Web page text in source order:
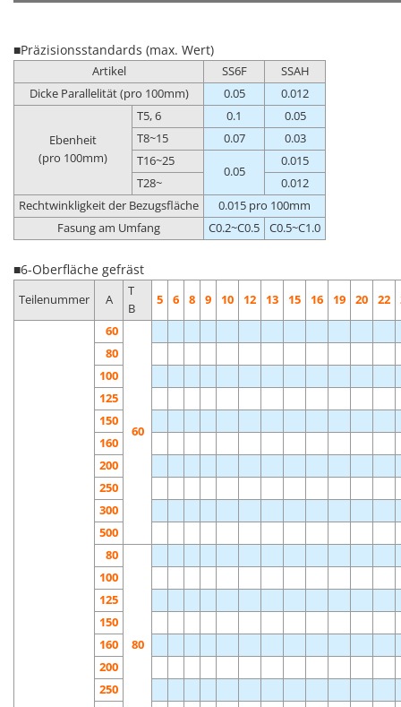
■Präzisionsstandards (max. Wert)
Artikel SS6F
SSAH
Dicke Parallelität (pro 100mm)
0.05 0.012
Ebenheit
(pro 100mm)
T5, 6 0.1
0.05
T8~15
0.07
0.03
T16~25
0.05
0.015
T28~
0.012
Rechtwinkligkeit der Bezugsfläche
0.015 pro 100mm
Fasung am Umfang
C0.2~C0.5 C0.5~C1.0
■6-Oberfläche gefräst
Teilenummer A
T
B
5 6 8 9 10 12 13 15 16 19 20 22
60
60
80
100
125
150
160
200
250
300
500
80
80
100
125
150
160
200
250